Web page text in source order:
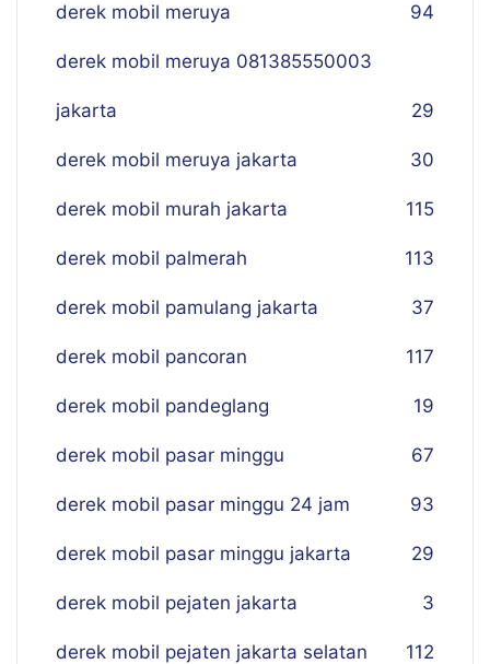
derek mobil meruya 94
derek mobil meruya 081385550003
jakarta 29
derek mobil meruya jakarta 30
derek mobil murah jakarta 115
derek mobil palmerah 113
derek mobil pamulang jakarta 37
derek mobil pancoran 117
derek mobil pandeglang 19
derek mobil pasar minggu 67
derek mobil pasar minggu 24 jam 93
derek mobil pasar minggu jakarta 29
derek mobil pejaten jakarta 3
derek mobil pejaten jakarta selatan 112